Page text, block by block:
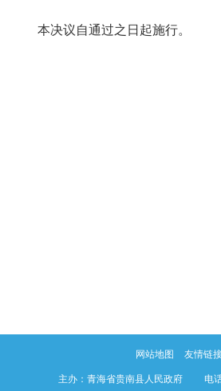
本决议自通过之日起施行。
贵南县人
网站地图 友情链
主办：青海省贵南县人民政府 电